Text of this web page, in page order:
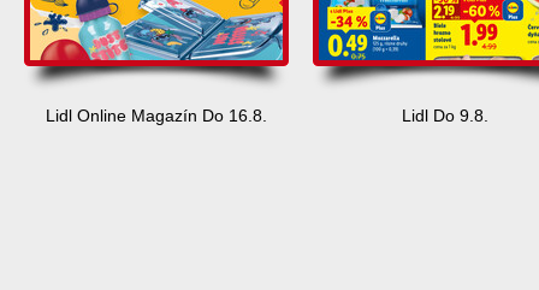
Lidl Online Magazín Do 16.8. Lidl Do 9.8.